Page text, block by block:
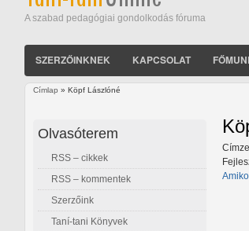
A szabad pedagógiai gondolkodás fóruma
SZERZŐINKNEK KAPCSOLAT
Címlap » Köpf Lászlóné
Olvasóterem
RSS – cikkek
RSS – kommentek
Szerzőink
Taní-tani Könyvek